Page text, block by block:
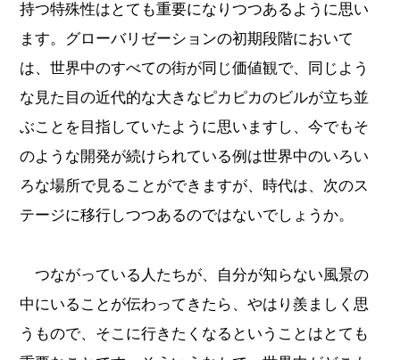
持つ特殊性はとても重要になりつつあるように思い
ます。グローバリゼーションの初期段階において
は、世界中のすべての街が同じ価値観で、同じよう
な見た目の近代的な大きなピカピカのビルが立ち並
ぶことを目指していたように思いますし、今でもそ
のような開発が続けられている例は世界中のいろい
ろな場所で見ることができますが、時代は、次のス
テージに移行しつつあるのではないでしょうか。
つながっている人たちが、自分が知らない風景の
中にいることが伝わってきたら、やはり羨ましく思
うもので、そこに行きたくなるということはとても